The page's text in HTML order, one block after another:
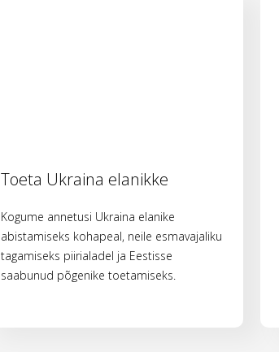
Toeta Ukraina elanikke
Kogume annetusi Ukraina elanike
abistamiseks kohapeal, neile esmavajaliku
tagamiseks piirialadel ja Eestisse
saabunud põgenike toetamiseks.